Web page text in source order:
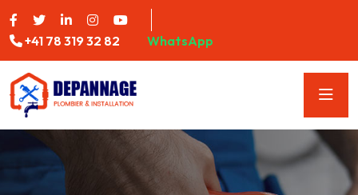
+41 78 319 32 82 WhatsApp